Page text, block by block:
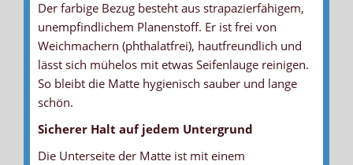
FARBIGER BEZUG
... sehr robust und unempfindlich
ANTIRUTSCHBODEN - TURNMATTEN
... sorgt für Stabilität und Standfestigkeit
TRAGEGRIFF
... durch eine strapazierfähige Naht mit dem Bezug fest
verbunden
VERDECKTER REISSVERSCHLUSS
... bei den 3cm Matten auf der Unterseite
KERN - VERBUNDSCHAUM
... für bestmögliche Sicherheit durch optimale Kraftabbauwerte
GARANTIE
... 3 Jahre auf Nähte und 2 Jahre auf das Material
Der farbige Bezug besteht aus strapazierfähigem,
unempfindlichem Planenstoff. Er ist frei von
Weichmachern (phthalatfrei), hautfreundlich und
lässt sich mühelos mit etwas Seifenlauge reinigen.
So bleibt die Matte hygienisch sauber und lange
schön.
Sicherer Halt auf jedem Untergrund
Die Unterseite der Matte ist mit einem